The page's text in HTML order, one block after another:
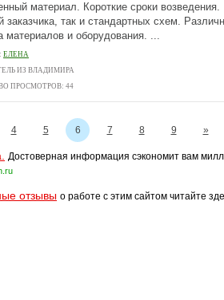
материал. Короткие сроки возведения.
заказчика, так и стандартных схем.
материалов и оборудования. ...
ЕЛЕНА
ИЗ ВЛАДИМИРА
ПРОСМОТРОВ: 44
4 5 6 7 8 9 »
Достоверная информация сэкономит вам
отзывы о работе с этим сайтом читайте